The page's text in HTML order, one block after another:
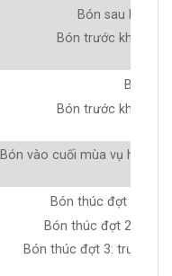
Bón sau khi
Bón trước khi thu
Bón
Bón trước khi thu
Bón vào cuối mùa vụ hoặc
Bón thúc đợt 1: 3-5
Bón thúc đợt 2: trước
Bón thúc đợt 3: trước